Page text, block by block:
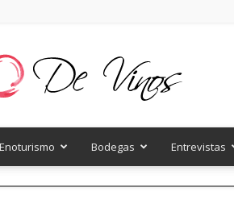
Enoturismo Bodegas Entrevistas